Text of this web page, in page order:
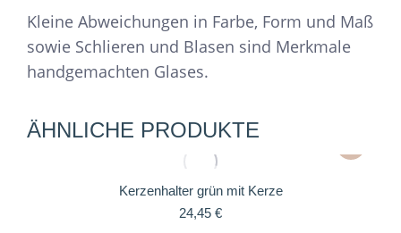
Kleine Abweichungen in Farbe, Form und Maß
sowie Schlieren und Blasen sind Merkmale
handgemachten Glases.
ÄHNLICHE PRODUKTE
Kerzenhalter grün mit Kerze
24,45 €